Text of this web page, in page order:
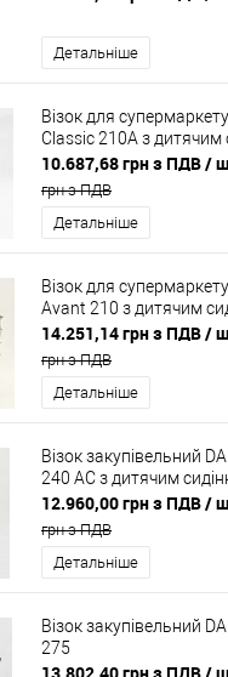
Детальніше
Візок для
Classic 210A з дитячим
10.687,68 грн з ПДВ/
грн з ПДВ
Детальніше
Візок для
Avant 210 з дитячим
14.251,14 грн з ПДВ/
грн з ПДВ
Детальніше
Візок закупівельний
240 AC з дитячим
12.960,00 грн з ПДВ/
грн з ПДВ
Детальніше
Візок закупівельний
275